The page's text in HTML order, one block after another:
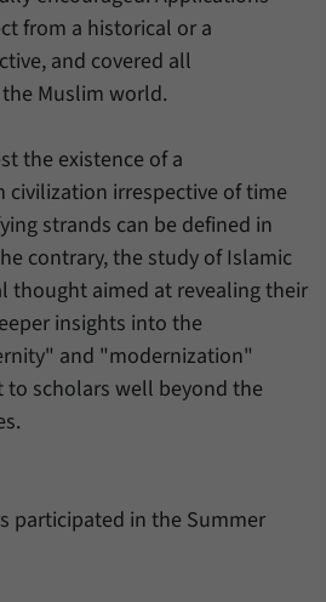
from a historical or a
and covered all
Muslim world.
the existence of a
civilization irrespective of time
strands can be defined in
contrary, the study of Islamic
thought aimed at revealing their
insights into the
and "modernization"
scholars well beyond the
participated in the Summer
Cookie können wir speichern, von
Internetseite oder Suchmaschine
durch eine Verlinkung auf unsere
Cookie können wir für kurze Zeit
den aktuellen Aufenthalt von
auf unserer Internetseite